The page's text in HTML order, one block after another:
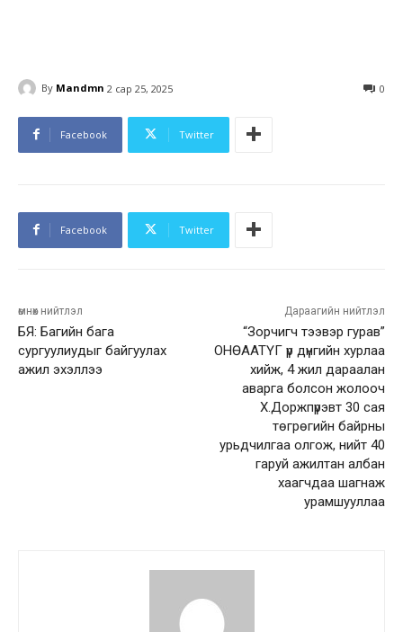
By Mandmn 2 сар 25, 2025 0
Facebook Twitter
Facebook Twitter
өмнөх нийтлэл
БЯ: Багийн бага
сургуулиудыг байгуулах
ажил эхэллээ
Дараагийн нийтлэл
“Зорчигч тээвэр гурав”
ОНӨААТҮГ үр дүнгийн хурлаа
хийж, 4 жил дараалан
аварга болсон жолооч
Х.Доржпүрэвт 30 сая
төгрөгийн байрны
урьдчилгаа олгож, нийт 40
гаруй ажилтан албан
хаагчдаа шагнаж
урамшууллаа